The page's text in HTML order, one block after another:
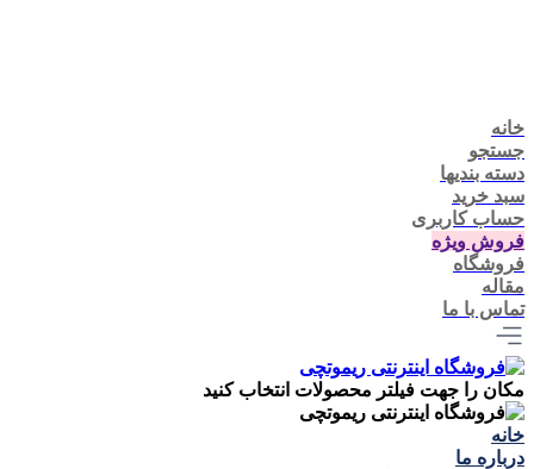
خانه
جستجو
دسته بندیها
سبد خرید
حساب کاربری
فروش ویژه
فروشگاه
مقاله
تماس با ما
مکان را جهت فیلتر محصولات انتخاب کنید
خانه
درباره ما